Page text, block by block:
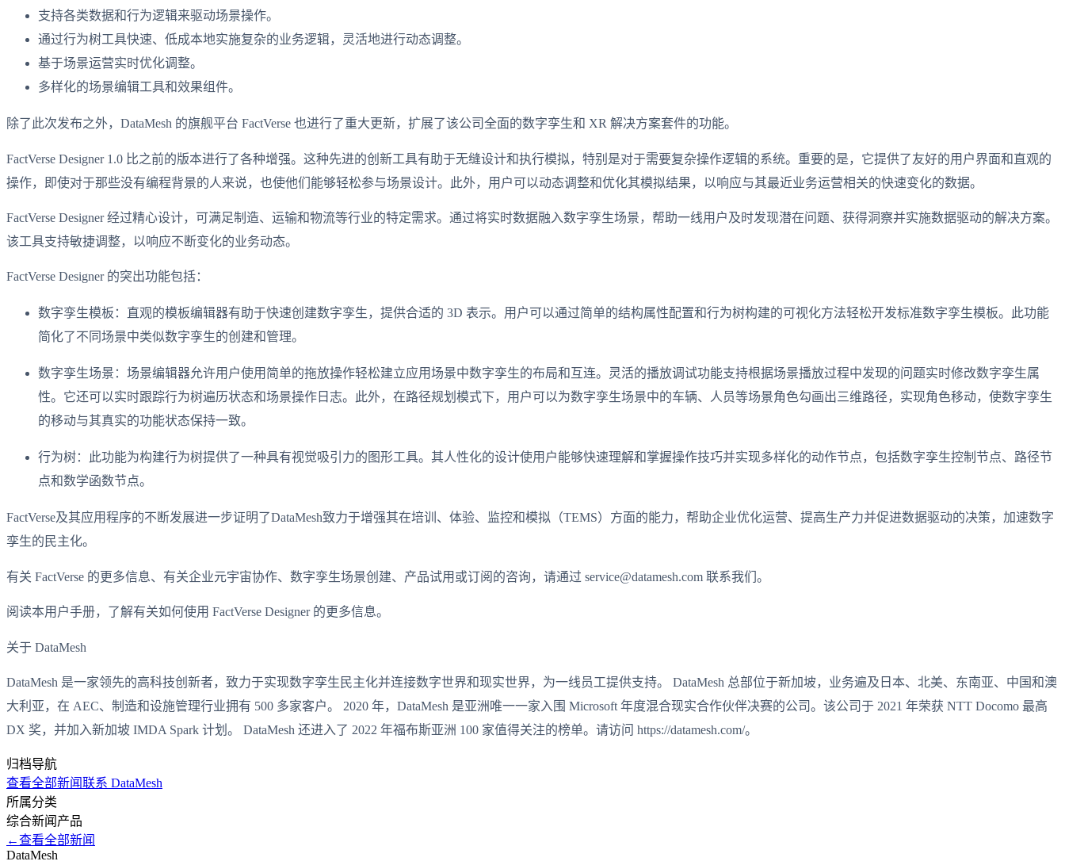
支持各类数据和行为逻辑来驱动场景操作。
通过行为树工具快速、低成本地实施复杂的业务逻辑，灵活地进行动态调整。
基于场景运营实时优化调整。
多样化的场景编辑工具和效果组件。
除了此次发布之外，DataMesh 的旗舰平台 FactVerse 也进行了重大更新，扩展了该公司全面的数字孪生和 XR 解决方案套件的功能。
FactVerse Designer 1.0 比之前的版本进行了各种增强。这种先进的创新工具有助于无缝设计和执行模拟，特别是对于需要复杂操作逻辑的系统。重要的是，它提供了友好的用户界面和直观的
操作，即使对于那些没有编程背景的人来说，也使他们能够轻松参与场景设计。此外，用户可以动态调整和优化其模拟结果，以响应与其最近业务运营相关的快速变化的数据。
FactVerse Designer 经过精心设计，可满足制造、运输和物流等行业的特定需求。通过将实时数据融入数字孪生场景，帮助一线用户及时发现潜在问题、获得洞察并实施数据驱动的解决方案。
该工具支持敏捷调整，以响应不断变化的业务动态。
FactVerse Designer 的突出功能包括：
数字孪生模板：直观的模板编辑器有助于快速创建数字孪生，提供合适的 3D 表示。用户可以通过简单的结构属性配置和行为树构建的可视化方法轻松开发标准数字孪生模板。此功能
简化了不同场景中类似数字孪生的创建和管理。
数字孪生场景：场景编辑器允许用户使用简单的拖放操作轻松建立应用场景中数字孪生的布局和互连。灵活的播放调试功能支持根据场景播放过程中发现的问题实时修改数字孪生属
性。它还可以实时跟踪行为树遍历状态和场景操作日志。此外，在路径规划模式下，用户可以为数字孪生场景中的车辆、人员等场景角色勾画出三维路径，实现角色移动，使数字孪生
的移动与其真实的功能状态保持一致。
行为树：此功能为构建行为树提供了一种具有视觉吸引力的图形工具。其人性化的设计使用户能够快速理解和掌握操作技巧并实现多样化的动作节点，包括数字孪生控制节点、路径节
点和数学函数节点。
FactVerse及其应用程序的不断发展进一步证明了DataMesh致力于增强其在培训、体验、监控和模拟（TEMS）方面的能力，帮助企业优化运营、提高生产力并促进数据驱动的决策，加速数字
孪生的民主化。
有关 FactVerse 的更多信息、有关企业元宇宙协作、数字孪生场景创建、产品试用或订阅的咨询，请通过 service@datamesh.com 联系我们。
阅读本用户手册，了解有关如何使用 FactVerse Designer 的更多信息。
关于 DataMesh
DataMesh 是一家领先的高科技创新者，致力于实现数字孪生民主化并连接数字世界和现实世界，为一线员工提供支持。 DataMesh 总部位于新加坡，业务遍及日本、北美、东南亚、中国和澳
大利亚，在 AEC、制造和设施管理行业拥有 500 多家客户。 2020 年，DataMesh 是亚洲唯一一家入围 Microsoft 年度混合现实合作伙伴决赛的公司。该公司于 2021 年荣获 NTT Docomo 最高
DX 奖，并加入新加坡 IMDA Spark 计划。 DataMesh 还进入了 2022 年福布斯亚洲 100 家值得关注的榜单。请访问 https://datamesh.com/。
归档导航
查看全部新闻联系 DataMesh
所属分类
综合新闻 产品
←查看全部新闻
DataMesh